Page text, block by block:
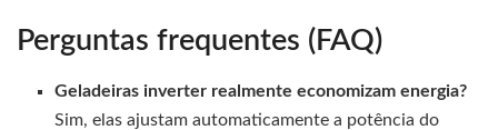
Perguntas frequentes (FAQ)
Geladeiras inverter realmente economizam energia?
Sim, elas ajustam automaticamente a potência do